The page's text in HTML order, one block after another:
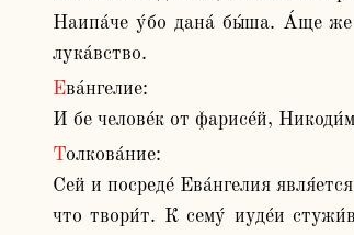
Наипа́че у́бо дана́ бы́ша. А́ще же
лука́вство.
Ева́нгелие:
И бе челове́к от фарисе́й,
Толкова́ние:
Сей и посреде́ Ева́нгелия
что твори́т. К сему́ иуде́и